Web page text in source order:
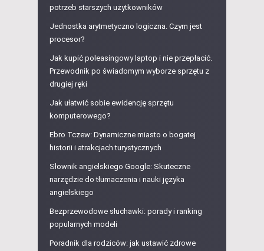
potrzeb starszych użytkowników
Jednostka arytmetyczno logiczna. Czym jest
procesor?
Jak kupić poleasingowy laptop i nie przepłacić.
Przewodnik po świadomym wyborze sprzętu z
drugiej ręki
Jak ułatwić sobie ewidencję sprzętu
komputerowego?
Ebro Tczew: Dynamiczne miasto o bogatej
historii i atrakcjach turystycznych
Słownik angielskiego Google: Skuteczne
narzędzie do tłumaczenia i nauki języka
angielskiego
Bezprzewodowe słuchawki: porady i ranking
popularnych modeli
Poradnik dla rodziców: jak ustawić zdrowe